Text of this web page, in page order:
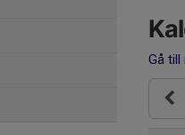
Gå till